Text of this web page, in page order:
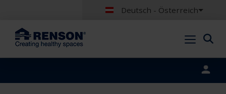
Deutsch - Österreich